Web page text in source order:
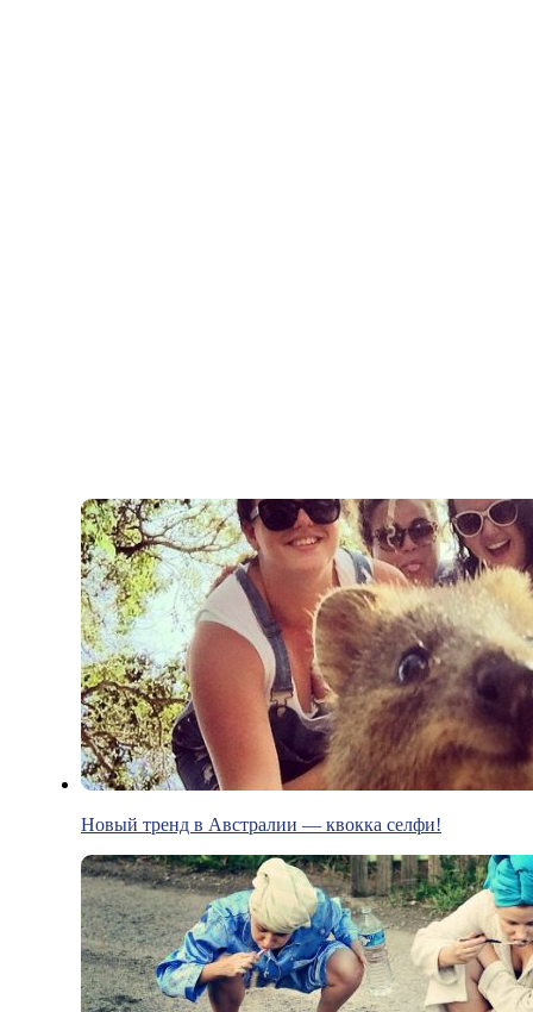
Новый тренд в Австралии — квокка селфи!